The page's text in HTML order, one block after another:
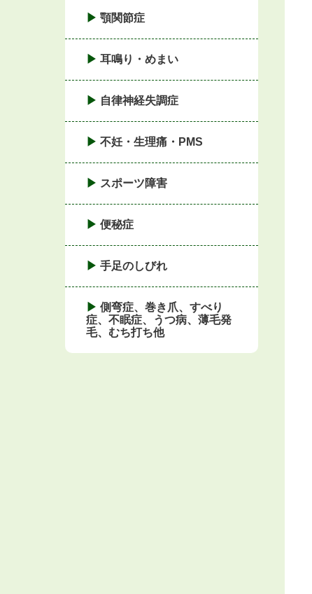
顎関節症
耳鳴り・めまい
自律神経失調症
不妊・生理痛・PMS
スポーツ障害
便秘症
手足のしびれ
側弯症、巻き爪、すべり
症、不眠症、うつ病、薄毛発
毛、むち打ち他